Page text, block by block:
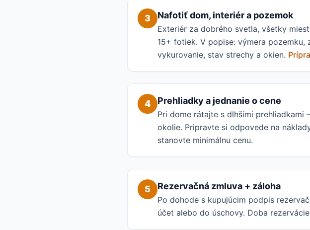
3 Nafotiť dom, interiér a pozemok
Exteriér za dobrého svetla, všetky
15+ fotiek. V popise: výmera pozemku,
vykurovanie, stav strechy a okien.
4 Prehliadky a jednanie o cene
Pri dome rátajte s dlhšími
okolie. Pripravte si odpovede na
stanovte minimálnu cenu.
5 Rezervačná zmluva + záloha
Po dohode s kupujúcim podpis
účet alebo do úschovy. Doba